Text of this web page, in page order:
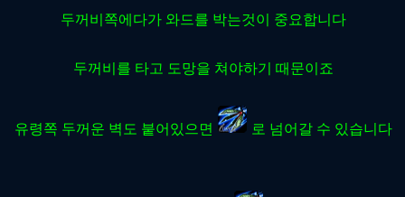
두꺼비쪽에다가 와드를 박는것이 중요합니다
두꺼비를 타고 도망을 쳐야하기 때문이죠
유령쪽 두꺼운 벽도 붙어있으면 로 넘어갈 수 있습니다